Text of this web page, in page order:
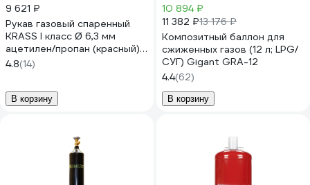
9 621 ₽
Рукав газовый спаренный
KRASS I класс Ø 6,3 мм
ацетилен/пропан (красный) /
III класс Ø 6,3 мм кислород
(синий, бухта 40м);
4.8(14)
В корзину
10 894 ₽
11 382 ₽13 176 ₽
Композитный баллон для
сжиженных газов (12 л; LPG/
СУГ) Gigant GRA-12
4.4(62)
В корзину